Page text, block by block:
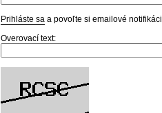
Prihláste sa a povoľte si emailové
Overovací text: